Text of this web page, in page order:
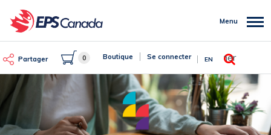
au
contenu
Partager 0 Boutique Se connecter EN
Rechercher
Menu